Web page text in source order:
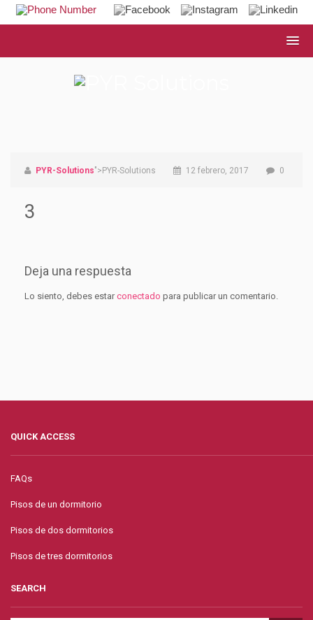
PYR-Solutions">PYR-Solutions 12 febrero, 2017 0
3
Deja una respuesta
Lo siento, debes estarconectado para publicar un comentario.
QUICK ACCESS
FAQs
Pisos de un dormitorio
Pisos de dos dormitorios
Pisos de tres dormitorios
SEARCH